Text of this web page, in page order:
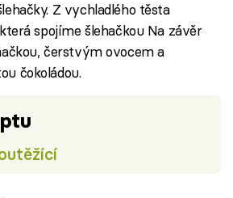
Z vychladlého těsta
spojíme šlehačkou Na závěr
čerstvým ovocem a
čokoládou.